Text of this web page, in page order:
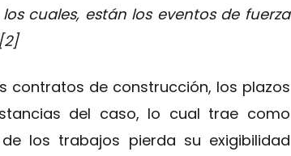
cuales, están los eventos de fuerza
contratos de construcción, los plazos
del caso, lo cual trae como
los trabajos pierda su exigibilidad